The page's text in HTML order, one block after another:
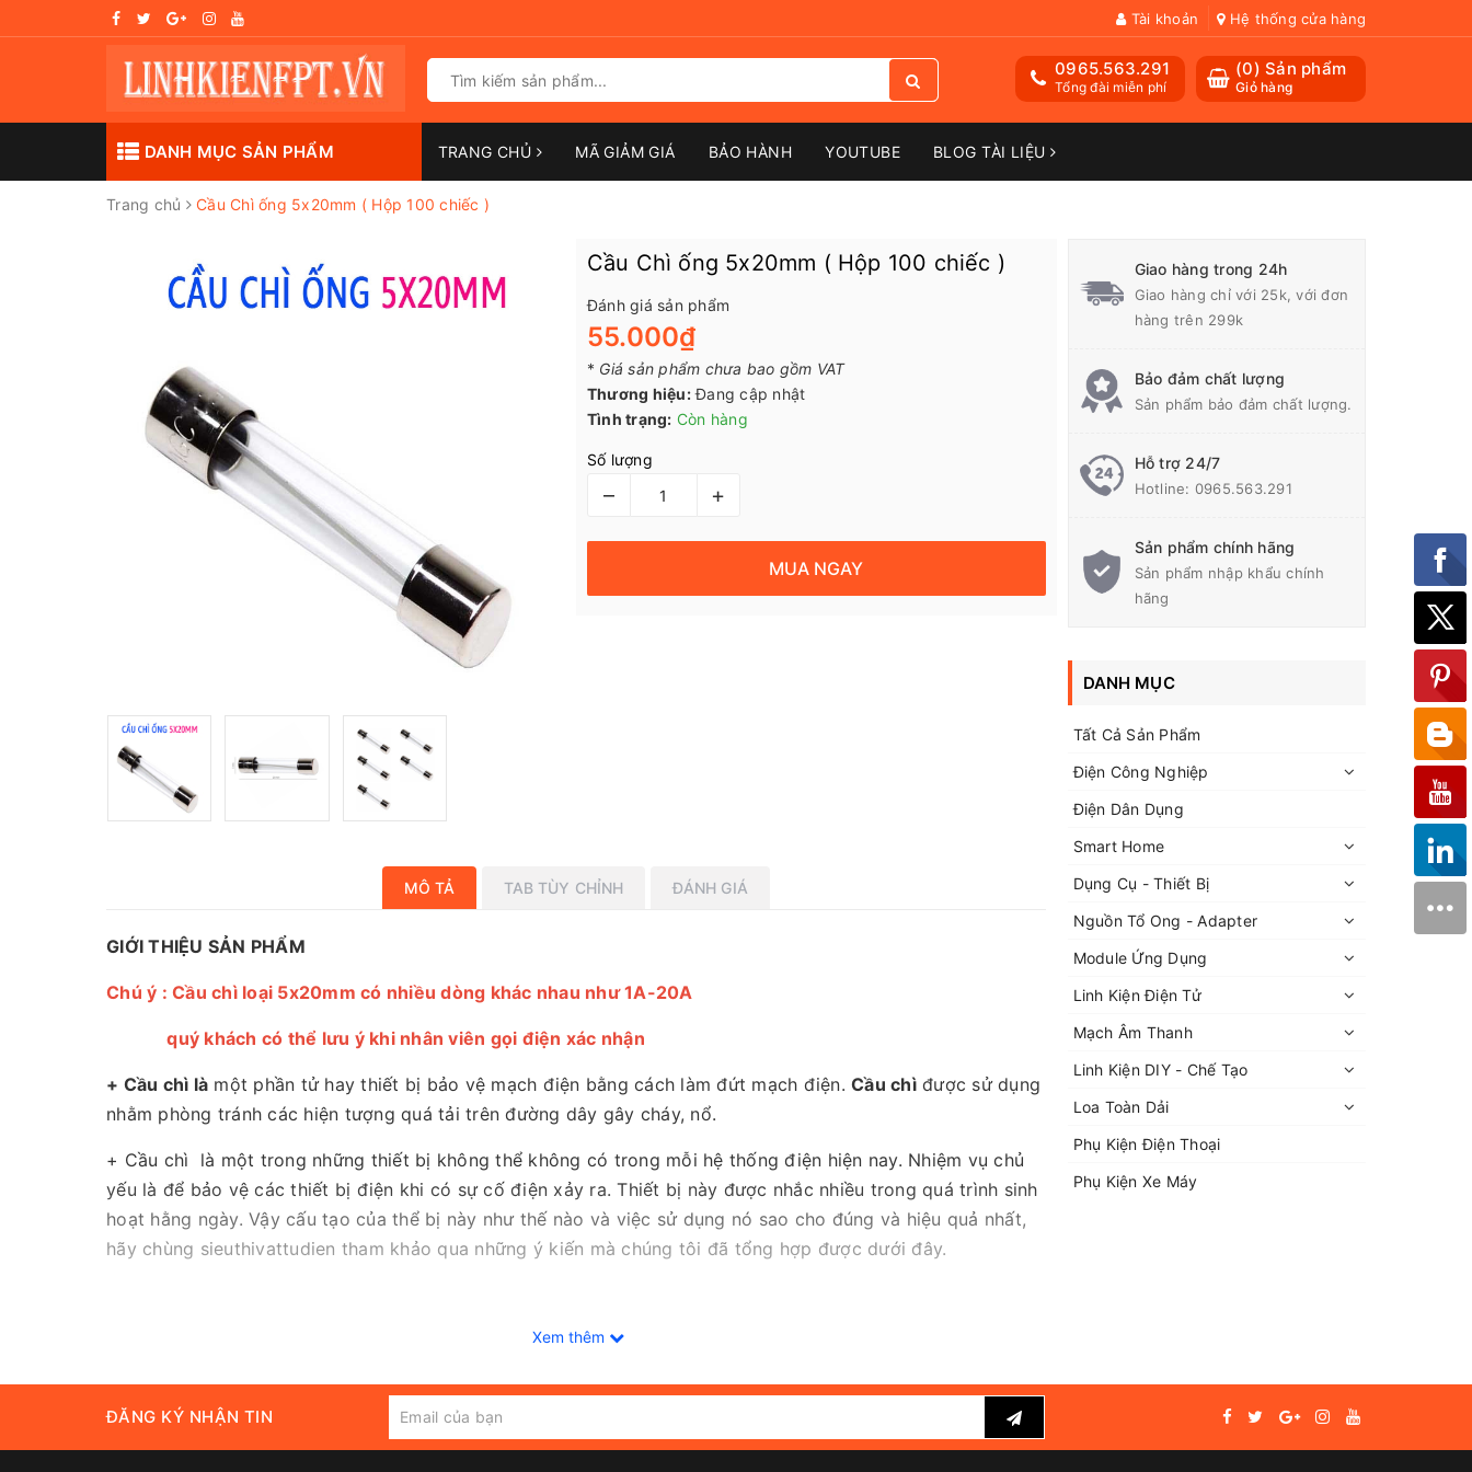
Tài khoản Hệ thống cửa hàng
(0) Sản phẩm
Giỏ hàng
0965.563.291
Tổng đài miễn phí
DANH MỤC SẢN PHẨM TRANG CHỦ MÃ GIẢM GIÁ BẢO HÀNH YOUTUBE BLOG TÀI LIỆU
Trang chủ Cầu Chì ống 5x20mm ( Hộp 100 chiếc )
Cầu Chì ống 5x20mm ( Hộp 100 chiếc )
Đánh giá sản phẩm
55.000₫
* Giá sản phẩm chưa bao gồm VAT
Thương hiệu: Đang cập nhật
Tình trạng: Còn hàng
Số lượng
– +
MUA NGAY
MÔ TẢ TAB TÙY CHỈNH ĐÁNH GIÁ
GIỚI THIỆU SẢN PHẨM
Chú ý : Cầu chì loại 5x20mm có nhiều dòng khác nhau như 1A-20A
quý khách có thể lưu ý khi nhân viên gọi điện xác nhận
+ Cầu chì là một phần tử hay thiết bị bảo vệ mạch điện bằng cách làm đứt mạch điện. Cầu chìđược sử dụng
nhằm phòng tránh các hiện tượng quá tải trên đường dây gây cháy, nổ.
+ Cầu chì là một trong những thiết bị không thể không có trong mỗi hệ thống điện hiện nay. Nhiệm vụ chủ
yếu là để bảo vệ các thiết bị điện khi có sự cố điện xảy ra. Thiết bị này được nhắc nhiều trong quá trình sinh
hoạt hằng ngày. Vậy cấu tạo của thể bị này như thế nào và việc sử dụng nó sao cho đúng và hiệu quả nhất,
hãy chùng sieuthivattudien tham khảo qua những ý kiến mà chúng tôi đã tổng hợp được dưới đây.
Xem thêm
Giao hàng trong 24h
Giao hàng chỉ với 25k, với đơn
hàng trên 299k
Bảo đảm chất lượng
Sản phẩm bảo đảm chất lượng.
Hỗ trợ 24/7
Hotline: 0965.563.291
Sản phẩm chính hãng
Sản phẩm nhập khẩu chính
hãng
DANH MỤC
Tất Cả Sản Phẩm
Điện Công Nghiệp
Điện Dân Dụng
Smart Home
Dụng Cụ - Thiết Bị
Nguồn Tổ Ong - Adapter
Module Ứng Dụng
Linh Kiện Điện Tử
Mạch Âm Thanh
Linh Kiện DIY - Chế Tạo
Loa Toàn Dải
Phụ Kiện Điện Thoại
Phụ Kiện Xe Máy
ĐĂNG KÝ NHẬN TIN